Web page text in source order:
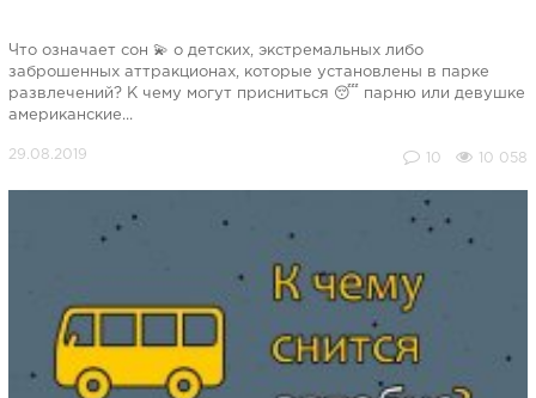
Что означает сон 💫 о детских, экстремальных либо
заброшенных аттракционах, которые установлены в парке
развлечений? К чему могут присниться 😴 парню или девушке
американские...
10 10 058